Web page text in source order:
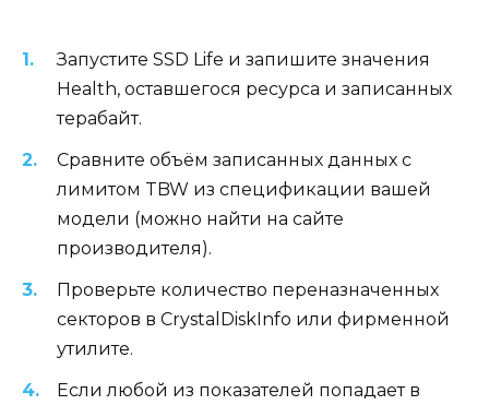
Запустите SSD Life и запишите значения
Health, оставшегося ресурса и записанных
терабайт.
Сравните объём записанных данных с
лимитом TBW из спецификации вашей
модели (можно найти на сайте
производителя).
Проверьте количество переназначенных
секторов в CrystalDiskInfo или фирменной
утилите.
Если любой из показателей попадает в